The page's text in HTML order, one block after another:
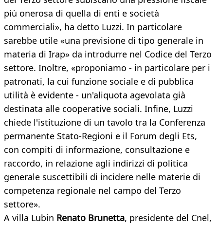
più onerosa di quella di enti e società
commerciali», ha detto Luzzi. In particolare
sarebbe utile «una previsione di tipo generale in
materia di Irap» da introdurre nel Codice del Terzo
settore. Inoltre, «proponiamo - in particolare per i
patronati, la cui funzione sociale e di pubblica
utilità è evidente - un'aliquota agevolata già
destinata alle cooperative sociali. Infine, Luzzi
chiede l'istituzione di un tavolo tra la Conferenza
permanente Stato-Regioni e il Forum degli Ets,
con compiti di informazione, consultazione e
raccordo, in relazione agli indirizzi di politica
generale suscettibili di incidere nelle materie di
competenza regionale nel campo del Terzo
settore».
A villa Lubin Renato Brunetta, presidente del Cnel,